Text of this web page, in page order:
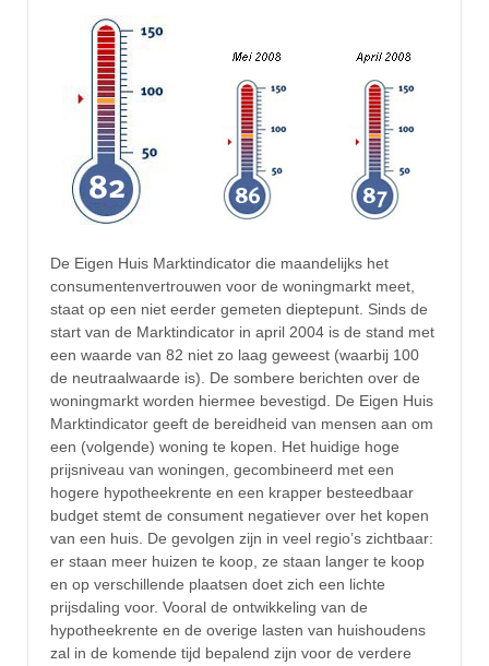
De Eigen Huis Marktindicator die maandelijks het
consumentenvertrouwen voor de woningmarkt meet,
staat op een niet eerder gemeten dieptepunt. Sinds de
start van de Marktindicator in april 2004 is de stand met
een waarde van 82 niet zo laag geweest (waarbij 100
de neutraalwaarde is). De sombere berichten over de
woningmarkt worden hiermee bevestigd. De Eigen Huis
Marktindicator geeft de bereidheid van mensen aan om
een (volgende) woning te kopen. Het huidige hoge
prijsniveau van woningen, gecombineerd met een
hogere hypotheekrente en een krapper besteedbaar
budget stemt de consument negatiever over het kopen
van een huis. De gevolgen zijn in veel regio’s zichtbaar:
er staan meer huizen te koop, ze staan langer te koop
en op verschillende plaatsen doet zich een lichte
prijsdaling voor. Vooral de ontwikkeling van de
hypotheekrente en de overige lasten van huishoudens
zal in de komende tijd bepalend zijn voor de verdere